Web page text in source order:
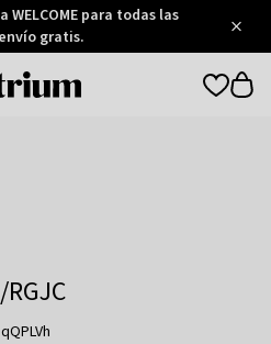
WELCOME para todas las
gratis.
Otrium
RGJC
qQPLVh